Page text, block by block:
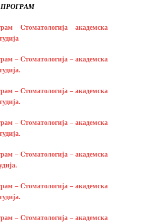
– Стоматологија – академска
– Стоматологија – академска
– Стоматологија – академска
– Стоматологија – академска
– Стоматологија – академска
– Стоматологија – академска
– Стоматологија – академска